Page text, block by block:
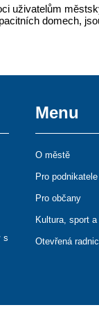
uživatelům
domech,
s
Menu
O městě
Pro podnikatele
Pro občany
Kultura, sport
Otevřená